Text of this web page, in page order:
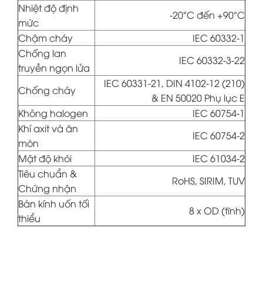
Nhiệt độ định
mức
-20°C đến +90°C
Chậm cháy
IEC 60332-1
Chống lan
truyền ngọn lửa
IEC 60332-3-22
Chống cháy
IEC 60331-21, DIN 4102-12 (210)
& EN 50020 Phụ lục E
Không halogen
IEC 60754-1
Khí axit và ăn
mòn
IEC 60754-2
Mật độ khói
IEC 61034-2
Tiêu chuẩn &
Chứng nhận
RoHS, SIRIM, TUV
Bán kính uốn tối
thiểu
8 x OD (tĩnh)